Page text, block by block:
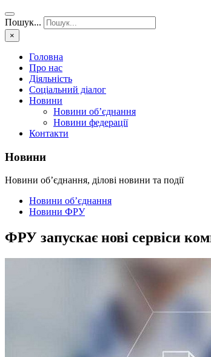
Пошук...
×
Головна
Про нас
Діяльність
Соціальний діалог
Новини
Новини об’єднання
Новини федерації
Контакти
Новини
Новини об’єднання, ділові новини та події
Новини об’єднання
Новини ФРУ
ФРУ запускає нові сервіси